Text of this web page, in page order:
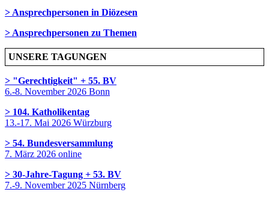
> Ansprechpersonen in Diözesen
> Ansprechpersonen zu Themen
UNSERE TAGUNGEN
> "Gerechtigkeit" + 55. BV
6.-8. November 2026 Bonn
> 104. Katholikentag
13.-17. Mai 2026 Würzburg
> 54. Bundesversammlung
7. März 2026 online
> 30-Jahre-Tagung + 53. BV
7.-9. November 2025 Nürnberg